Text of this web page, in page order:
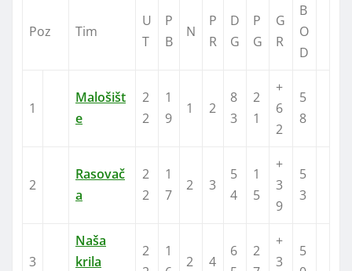
Poz Tim
U
T
P
B
N
P
R
D
G
P
G
G
R
B
O
D
1
Malošišt
e
2
2
1
9
1 2
8
3
2
1
+
6
2
5
8
2
Rasovač
a
2
2
1
7
2 3
5
4
1
5
+
3
9
5
3
3
Naša
krila
2
1
2 4
6
2
+
3
5